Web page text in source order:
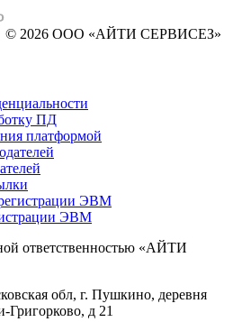
© 2026 ООО «АЙТИ СЕРВИСЕЗ»
ПД
платформой
ЭВМ
ЭВМ
ответственностью «АЙТИ
обл, г. Пушкино, деревня
Григорково, д 21